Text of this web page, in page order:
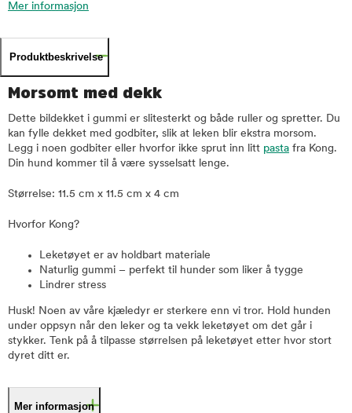
Mer informasjon
Produktbeskrivelse
Morsomt med dekk
Dette bildekket i gummi er slitesterkt og både ruller og spretter. Du
kan fylle dekket med godbiter, slik at leken blir ekstra morsom.
Legg i noen godbiter eller hvorfor ikke sprut inn litt pasta fra Kong.
Din hund kommer til å være sysselsatt lenge.
Størrelse: 11.5 cm x 11.5 cm x 4 cm
Hvorfor Kong?
Leketøyet er av holdbart materiale
Naturlig gummi – perfekt til hunder som liker å tygge
Lindrer stress
Husk! Noen av våre kjæledyr er sterkere enn vi tror. Hold hunden
under oppsyn når den leker og ta vekk leketøyet om det går i
stykker. Tenk på å tilpasse størrelsen på leketøyet etter hvor stort
dyret ditt er.
Mer informasjon